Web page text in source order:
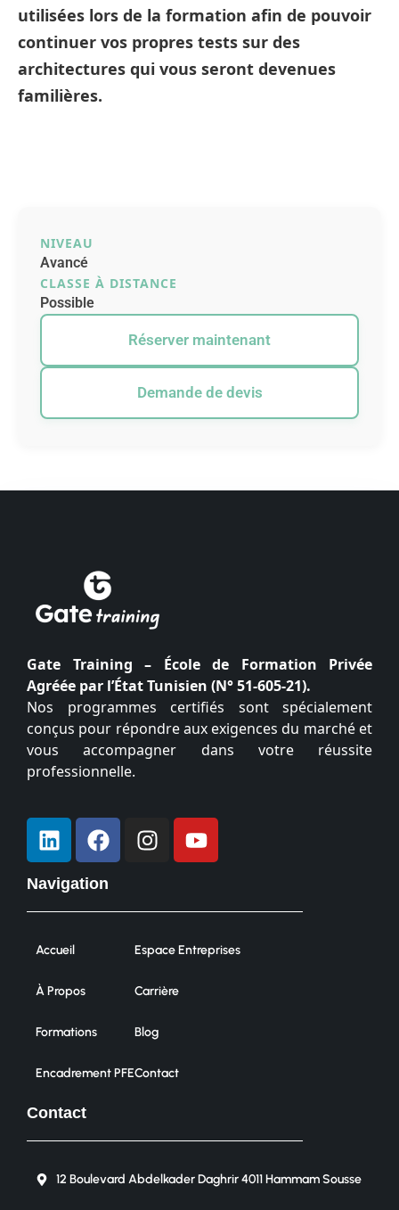
utilisées lors de la formation afin de pouvoir
continuer vos propres tests sur des
architectures qui vous seront devenues
familières.
NIVEAU
Avancé
CLASSE À DISTANCE
Possible
Réserver maintenant
Demande de devis
Gate Training – École de Formation Privée
Agréée par l’État Tunisien (N° 51-605-21).
Nos programmes certifiés sont spécialement
conçus pour répondre aux exigences du marché et
vous accompagner dans votre réussite
professionnelle.
Navigation
Accueil
À Propos
Formations
Encadrement PFE
Espace Entreprises
Carrière
Blog
Contact
Contact
12 Boulevard Abdelkader Daghrir 4011 Hammam Sousse